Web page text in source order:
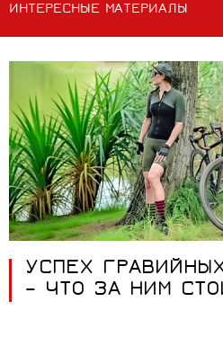
ИНТЕРЕСНЫЕ МАТЕРИАЛЫ
УСПЕХ
– ЧТО ЗА НИМ